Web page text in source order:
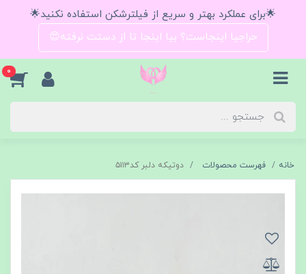
🌟برای عملکرد بهتر و سریع از فیلترشکن استفاده نکنید🌟
حراجیا اینجاست؟ بیا اینجا تا از دستت نرفته😍
0
خانه فهرست محصولات دوتیکه دلبر کد۵۱۱۳